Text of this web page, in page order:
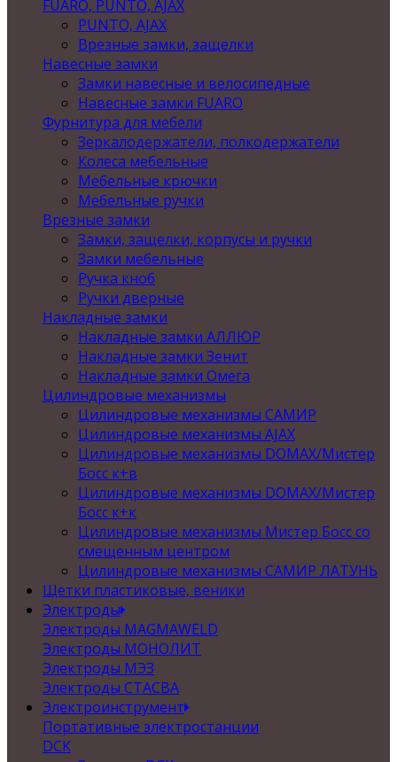
FUARO, PUNTO, AJAX
PUNTO, AJAX
Врезные замки, защелки
Навесные замки
Замки навесные и велосипедные
Навесные замки FUARO
Фурнитура для мебели
Зеркалодержатели, полкодержатели
Колеса мебельные
Мебельные крючки
Мебельные ручки
Врезные замки
Замки, защелки, корпусы и ручки
Замки мебельные
Ручка кноб
Ручки дверные
Накладные замки
Накладные замки АЛЛЮР
Накладные замки Зенит
Накладные замки Омега
Цилиндровые механизмы
Цилиндровые механизмы САМИР
Цилиндровые механизмы AJAX
Цилиндровые механизмы DOMAX/Мистер
Босс к+в
Цилиндровые механизмы DOMAX/Мистер
Босс к+к
Цилиндровые механизмы Мистер Босс со
смещенным центром
Цилиндровые механизмы САМИР ЛАТУНЬ
Щетки пластиковые, веники
Электроды
Электроды MAGMAWELD
Электроды МОНОЛИТ
Электроды МЭЗ
Электроды СТАСВА
Электроинструмент
Портативные электростанции
DCK